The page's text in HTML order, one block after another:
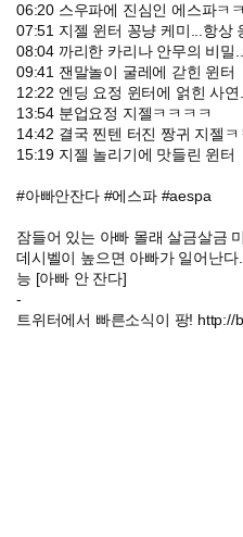
06:20 스우파에 진심인 에스파ㅋ
07:51 지젤 윈터 꽁냥 케미...항상
08:04 까리한 카리나 안무의 비밀...
09:41 잰말놀이 굴레에 갇힌 윈터
12:22 엔딩 요정 윈터에 얽힌 사연
13:54 분업요정 지젤ㅋㅋㅋㅋ
14:42 결국 찐텐 터진 짱귀 지젤ㅋ
15:19 지젤 놀리기에 맛들린 윈터
#아빠안잔다 #에스파 #aespa
잠들어 있는 아빠 몰래 살금살금
데시벨이 높으면 아빠가 일어난
능 [아빠 안 잔다]
-
트위터에서 빠른소식이 팡! http://